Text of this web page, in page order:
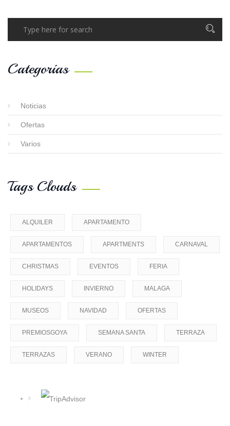
Categorias
Noticias
Ofertas
Varios
Tags Clouds
ALQUILER APARTAMENTO
APARTAMENTOS APARTMENTS CARNAVAL
CHRISTMAS EVENTOS FERIA
HOLIDAYS INVIERNO MALAGA
MUSEOS NAVIDAD OFERTAS
PREMIOSGOYA SEMANA SANTA TERRAZA
TERRAZAS VERANO WINTER